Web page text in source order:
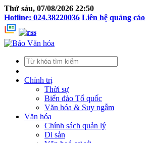
Thứ sáu, 07/08/2026 22:50
Hotline: 024.38220036 Liên hệ quảng cáo
Chính trị
Thời sự
Biển đảo Tổ quốc
Văn hóa & Suy ngẫm
Văn hóa
Chính sách quản lý
Di sản